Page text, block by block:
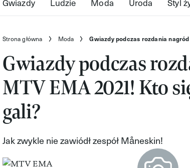
Strona główna Moda Gwiazdy podczas rozdania
Gwiazdy podczas
MTV EMA 2021! Kto
gali?
Jak zwykle nie zawiódł zespół Måneskin!